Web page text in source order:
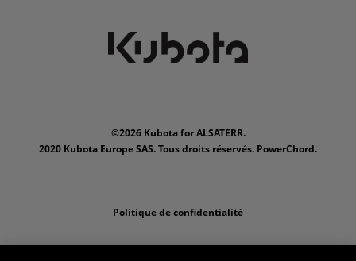
©2026 Kubota for ALSATERR.
2020 Kubota Europe SAS. Tous droits réservés. PowerChord.
Politique de confidentialité